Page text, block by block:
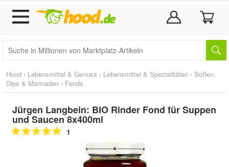
Hood › Lebensmittel & Genuss › Lebensmittel & Spezialitäten › Soßen,
Dips & Marinaden › Fonds
Jürgen Langbein: BIO Rinder Fond für Suppen
und Saucen 8x400ml
1